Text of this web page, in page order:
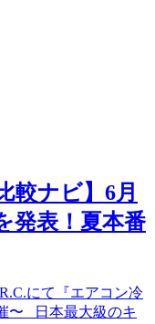
較ナビ】6月
発表！夏本番
にて『エアコン冷
〜 日本最大級のキ